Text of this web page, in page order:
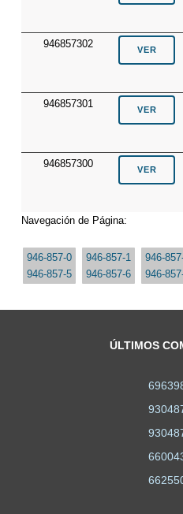
946857302
946857301
946857300
Navegación de Página:
946-857-0 946-857-1 946-
946-857-5
946-857-6 946-
ÚLTIMOS